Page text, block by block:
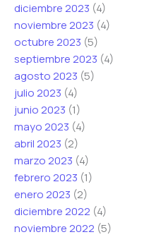
diciembre 2023 (4)
noviembre 2023 (4)
octubre 2023 (5)
septiembre 2023 (4)
agosto 2023 (5)
julio 2023 (4)
junio 2023 (1)
mayo 2023 (4)
abril 2023 (2)
marzo 2023 (4)
febrero 2023 (1)
enero 2023 (2)
diciembre 2022 (4)
noviembre 2022 (5)